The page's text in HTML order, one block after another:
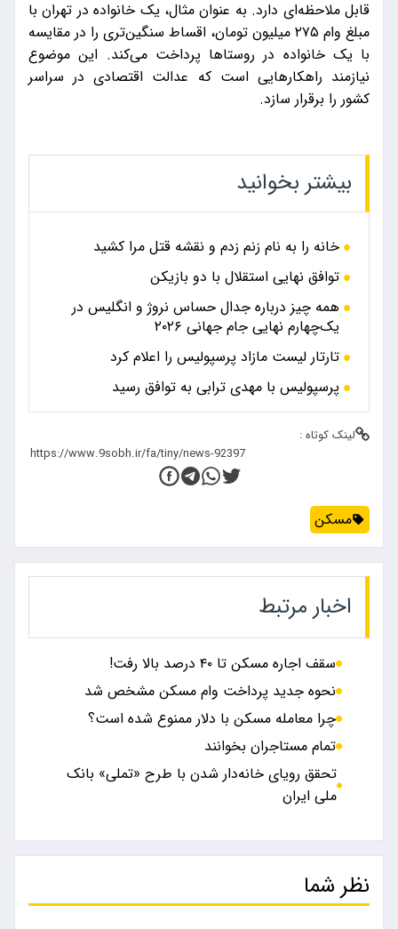
قابل ملاحظه‌ای دارد. به عنوان مثال، یک خانواده در تهران با
مبلغ وام ۲۷۵ میلیون تومان، اقساط سنگین‌تری را در مقایسه
با یک خانواده در روستاها پرداخت می‌کند. این موضوع
نیازمند راهکارهایی است که عدالت اقتصادی در سراسر
کشور را برقرار سازد.
بیشتر بخوانید
خانه را به نام زنم زدم و نقشه قتل مرا کشید
توافق نهایی استقلال با دو بازیکن
همه چیز درباره جدال حساس نروژ و انگلیس در
یک‌چهارم نهایی جام جهانی ۲۰۲۶
تارتار لیست مازاد پرسپولیس را اعلام کرد
پرسپولیس با مهدی ترابی به توافق رسید
لینک کوتاه :
مسکن
اخبار مرتبط
سقف اجاره مسکن تا ۴۰ درصد بالا رفت!
نحوه جدید پرداخت وام مسکن مشخص شد
چرا معامله مسکن با دلار ممنوع شده است؟
تمام مستاجران بخوانند
تحقق رویای خانه‌دار شدن با طرح «تملی» بانک
ملی ایران
نظر شما